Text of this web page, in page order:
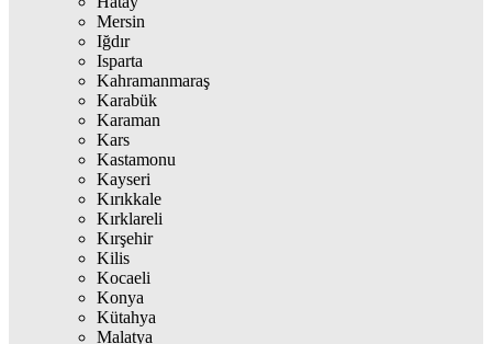
Mersin
Iğdır
Isparta
Kahramanmaraş
Karabük
Karaman
Kars
Kastamonu
Kayseri
Kırıkkale
Kırklareli
Kırşehir
Kilis
Kocaeli
Konya
Kütahya
Malatya